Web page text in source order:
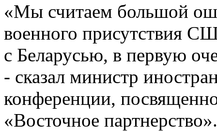
«Мы считаем большой
военного присутствия
с Беларусью, в первую
- сказал министр
конференции,
«Восточное партнерство».